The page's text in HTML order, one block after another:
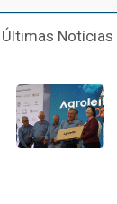
Últimas Notícias